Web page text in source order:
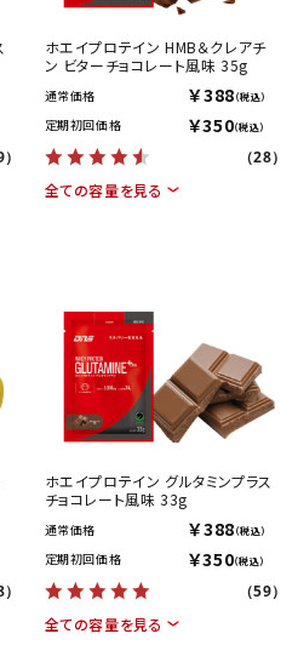
ホエイプロテイン HMB＆クレアチ
ン ビターチョコレート風味 35g
通常価格 ￥388（税込）
定期初回価格 ￥350（税込）
（28）
全ての容量を見る
ホエイプロテイン グルタミンプラス
チョコレート風味 33g
通常価格 ￥388（税込）
定期初回価格 ￥350（税込）
（59）
全ての容量を見る